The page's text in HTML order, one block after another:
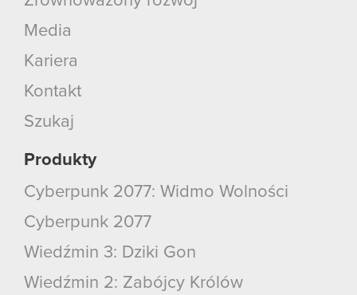
Media
Kariera
Kontakt
Szukaj
Produkty
Cyberpunk 2077: Widmo Wolności
Cyberpunk 2077
Wiedźmin 3: Dziki Gon
Wiedźmin 2: Zabójcy Królów